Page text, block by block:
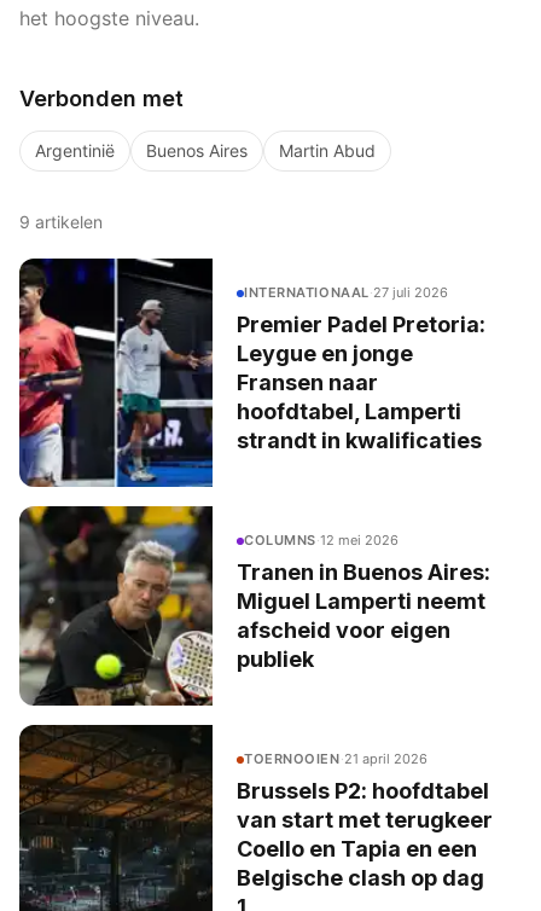
het hoogste niveau.
Verbonden met
Argentinië Buenos Aires Martin Abud
9 artikelen
INTERNATIONAAL·27 juli 2026
Premier Padel Pretoria:
Leygue en jonge
Fransen naar
hoofdtabel, Lamperti
strandt in kwalificaties
COLUMNS·12 mei 2026
Tranen in Buenos Aires:
Miguel Lamperti neemt
afscheid voor eigen
publiek
TOERNOOIEN·21 april 2026
Brussels P2: hoofdtabel
van start met terugkeer
Coello en Tapia en een
Belgische clash op dag